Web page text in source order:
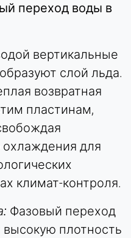
переход воды в
вертикальные
слой льда.
возвратная
пластинам,
для
климат-контроля.
Фазовый переход
высокую плотность